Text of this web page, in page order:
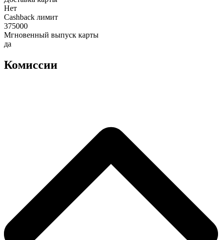
Нет
Cashback лимит
375000
Мгновенный выпуск карты
да
Комиссии